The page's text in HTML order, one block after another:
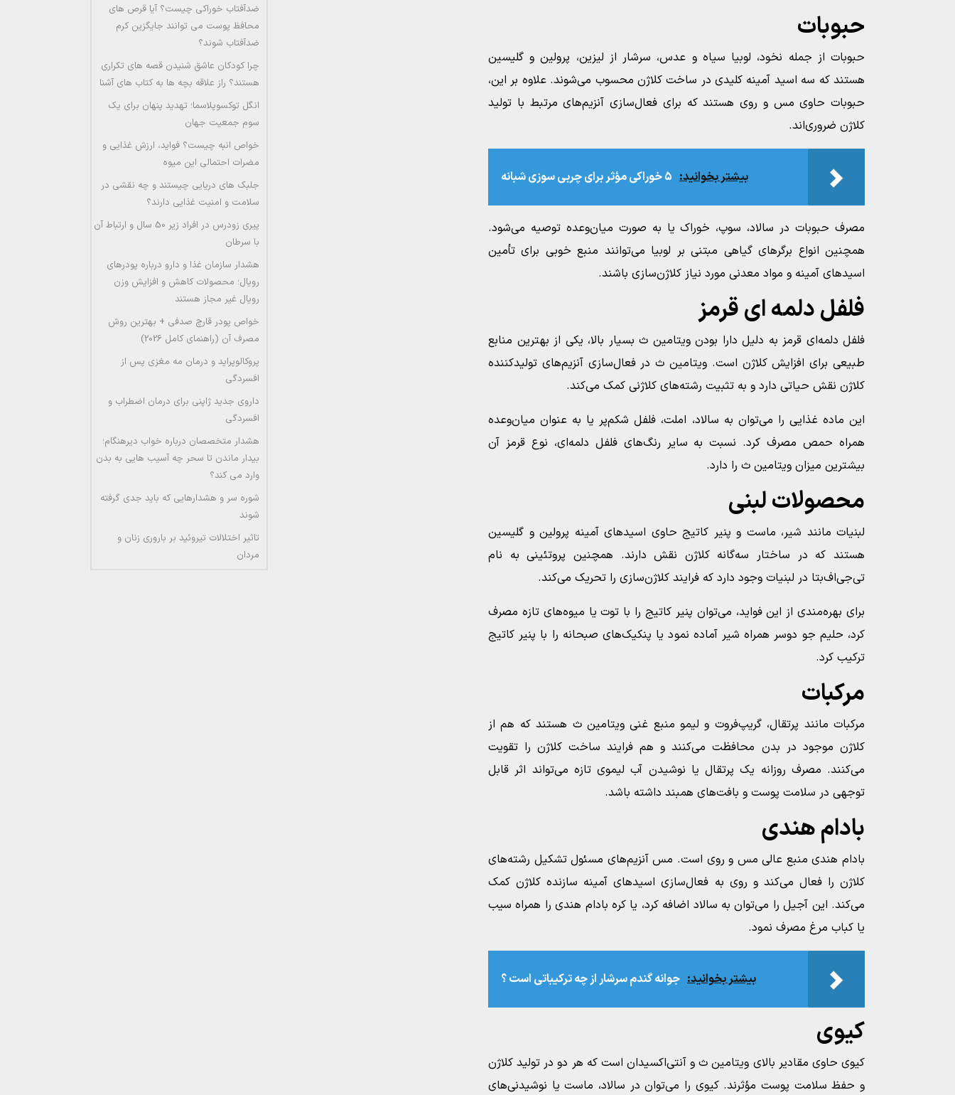
حبوبات
حبوبات از جمله نخود، لوبیا سیاه و عدس، سرشار از لیزین، پرولین و گلیسین
هستند که سه اسید آمینه کلیدی در ساخت کلاژن محسوب می‌شوند. علاوه بر این،
حبوبات حاوی مس و روی هستند که برای فعال‌سازی آنزیم‌های مرتبط با تولید
کلاژن ضروری‌اند.
بیشتر بخوانید: ۵ خوراکی مؤثر برای چربی‌ سوزی شبانه
مصرف حبوبات در سالاد، سوپ، خوراک یا به صورت میان‌وعده توصیه می‌شود.
همچنین انواع برگرهای گیاهی مبتنی بر لوبیا می‌توانند منبع خوبی برای تأمین
اسیدهای آمینه و مواد معدنی مورد نیاز کلاژن‌سازی باشند.
فلفل دلمه‌ ای قرمز
فلفل دلمه‌ای قرمز به دلیل دارا بودن ویتامین ث بسیار بالا، یکی از بهترین منابع
طبیعی برای افزایش کلاژن است. ویتامین ث در فعال‌سازی آنزیم‌های تولیدکننده
کلاژن نقش حیاتی دارد و به تثبیت رشته‌های کلاژنی کمک می‌کند.
این ماده غذایی را می‌توان به سالاد، املت، فلفل شکم‌پر یا به عنوان میان‌وعده
همراه حمص مصرف کرد. نسبت به سایر رنگ‌های فلفل دلمه‌ای، نوع قرمز آن
بیشترین میزان ویتامین ث را دارد.
محصولات لبنی
لبنیات مانند شیر، ماست و پنیر کاتیج حاوی اسیدهای آمینه پرولین و گلیسین
هستند که در ساختار سه‌گانه کلاژن نقش دارند. همچنین پروتئینی به نام
تی‌جی‌اف‌بتا در لبنیات وجود دارد که فرایند کلاژن‌سازی را تحریک می‌کند.
برای بهره‌مندی از این فواید، می‌توان پنیر کاتیج را با توت یا میوه‌های تازه مصرف
کرد، حلیم جو دوسر همراه شیر آماده نمود یا پنکیک‌های صبحانه را با پنیر کاتیج
ترکیب کرد.
مرکبات
مرکبات مانند پرتقال، گریپ‌فروت و لیمو منبع غنی ویتامین ث هستند که هم از
کلاژن موجود در بدن محافظت می‌کنند و هم فرایند ساخت کلاژن را تقویت
می‌کنند. مصرف روزانه یک پرتقال یا نوشیدن آب لیموی تازه می‌تواند اثر قابل
توجهی در سلامت پوست و بافت‌های همبند داشته باشد.
بادام‌ هندی
بادام‌ هندی منبع عالی مس و روی است. مس آنزیم‌های مسئول تشکیل رشته‌های
کلاژن را فعال می‌کند و روی به فعال‌سازی اسیدهای آمینه سازنده کلاژن کمک
می‌کند. این آجیل را می‌توان به سالاد اضافه کرد، یا کره بادام‌ هندی را همراه سیب
یا کباب مرغ مصرف نمود.
بیشتر بخوانید: جوانه گندم سرشار از چه ترکیباتی است ؟
کیوی
کیوی حاوی مقادیر بالای ویتامین ث و آنتی‌اکسیدان است که هر دو در تولید کلاژن
و حفظ سلامت پوست مؤثرند. کیوی را می‌توان در سالاد، ماست یا نوشیدنی‌های
ضدآفتاب خوراکی چیست؟ آیا قرص های
محافظ پوست می توانند جایگزین کرم
ضدآفتاب شوند؟
چرا کودکان عاشق شنیدن قصه های تکراری
هستند؟ راز علاقه بچه ها به کتاب های آشنا
انگل توکسوپلاسما؛ تهدید پنهان برای یک
سوم جمعیت جهان
خواص انبه چیست؟ فواید، ارزش غذایی و
مضرات احتمالی این میوه
جلبک های دریایی چیستند و چه نقشی در
سلامت و امنیت غذایی دارند؟
پیری زودرس در افراد زیر 50 سال و ارتباط آن
با سرطان
هشدار سازمان غذا و دارو درباره پودرهای
رویال؛ محصولات کاهش و افزایش وزن
رویال غیر مجاز هستند
خواص پودر قارچ صدفی + بهترین روش
مصرف آن (راهنمای کامل 2026)
پروکالوپراید و درمان مه مغزی پس از
افسردگی
داروی جدید ژاپنی برای درمان اضطراب و
افسردگی
هشدار متخصصان درباره خواب دیرهنگام؛
بیدار ماندن تا سحر چه آسیب هایی به بدن
وارد می کند؟
شوره سر و هشدارهایی که باید جدی گرفته
شوند
تاثیر اختلالات تیروئید بر باروری زنان و
مردان